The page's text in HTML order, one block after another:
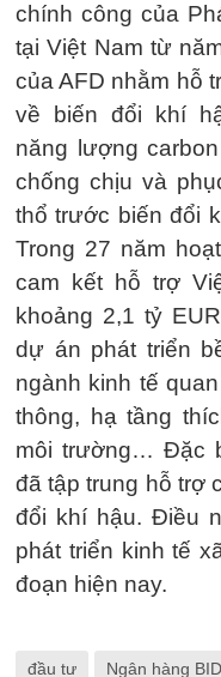
chính công của
tại Việt Nam từ
của AFD nhằm hỗ
về biến đổi khí
năng lượng
chống chịu và
thổ trước biến đổi
Trong 27 năm
cam kết hỗ trợ
khoảng 2,1 tỷ
dự án phát triển
ngành kinh tế
thông, hạ tầng
môi trường… Đặc
đã tập trung hỗ trợ
đổi khí hậu. Điều
phát triển kinh tế
đoạn hiện nay.
đầu tư Ngân hàng